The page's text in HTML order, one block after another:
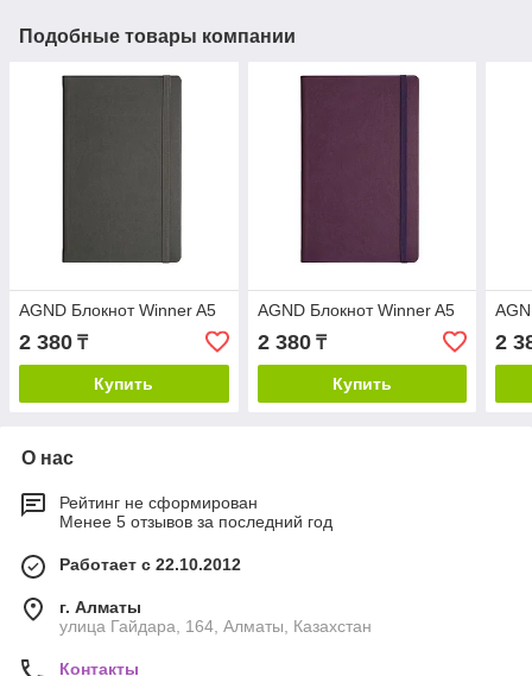
Подобные товары компании
AGND Блокнот Winner A5
2 380 ₸
Купить
AGND Блокнот Winner A5
2 380₸
Купить
2
О нас
Рейтинг не сформирован
Менее 5 отзывов за последний год
Работает с 22.10.2012
г. Алматы
улица Гайдара, 164, Алматы, Казахстан
Контакты